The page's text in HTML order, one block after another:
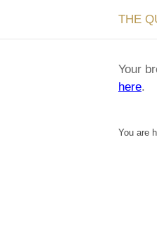
THE
Your
here.
You are